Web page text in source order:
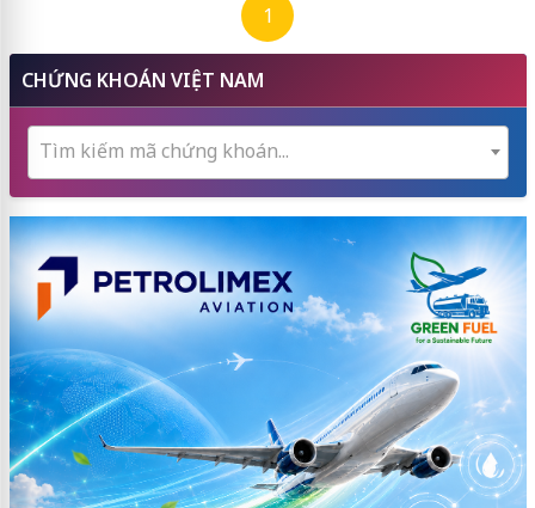
1
CHỨNG KHOÁN VIỆT NAM
Tìm kiếm mã chứng khoán...